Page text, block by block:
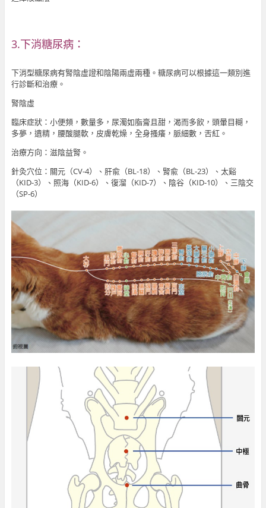
3.下消糖尿病：
下消型糖尿病有腎陰虛證和陰陽兩虛兩種。糖尿病可以根據這一類別進
行診斷和治療。
腎陰虛
臨床症狀：小便頻，數量多，尿濁如脂膏且甜，渴而多飲，頭暈目糊，
多夢，遺精，腰酸腿軟，皮膚乾燥，全身搔癢，脈細數，舌紅。
治療方向：滋陰益腎。
針灸穴位：關元（CV-4）、肝兪（BL-18）、腎兪（BL-23）、太谿
（KID-3）、照海（KID-6）、復溜（KID-7）、陰谷（KID-10）、三陰交
（SP-6）